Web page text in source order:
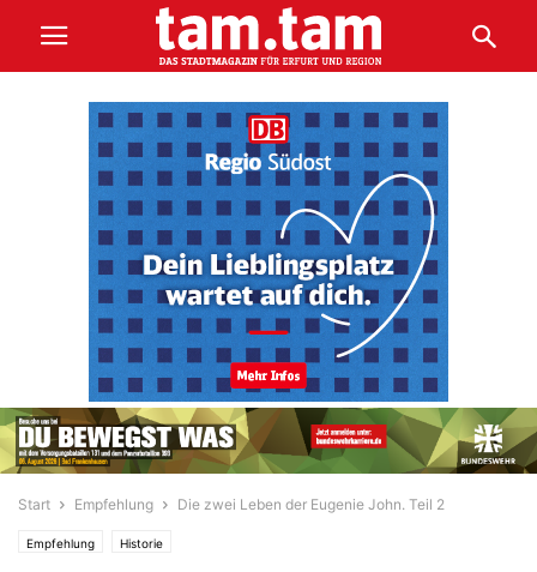
Start Empfehlung Die zwei Leben der Eugenie John. Teil 2
Empfehlung Historie